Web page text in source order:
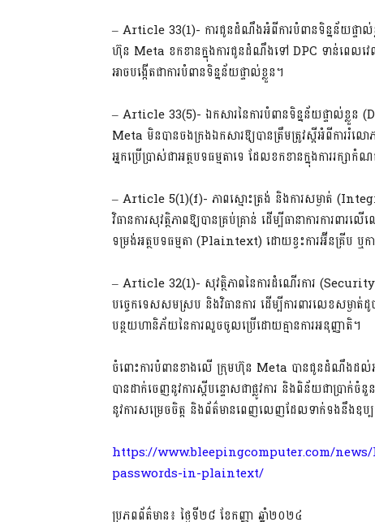
– Article 33(1)- ការជូនដំណឹងអំពីការបំពានទិន្នន័យផ្
ហ៊ុន Meta ខកខានក្នុងការជូនដំណឹងទៅ DPC ទាន់ពេលវេលា
អាចបង្កើតជាការបំពានទិន្នន័យផ្ទាល់ខ្លួន។
– Article 33(5)- ឯកសារនៃការបំពានទិន្នន័យផ្ទាល់
Meta មិនបានចងក្រងឯកសារឱ្យបានត្រឹមត្រូវស្តីអំពីការរំល
អ្នកប្រើប្រាស់ជាអត្ថបទធម្មតាទេ ដែលខកខានក្នុងការរក្សាកំ
– Article 5(1)(f)- ភាពស្មោះត្រង់ និងការសម្ងាត់
វិធានការសុវត្ថិភាពឱ្យបានគ្រប់គ្រាន់ ដើម្បីធានាការការពា
ទម្រង់អត្ថបទធម្មតា (Plaintext) ដោយខ្វះការអ៊ីនគ្រីប ឬ
– Article 32(1)- សុវត្ថិភាពនៃការដំណើរការ
បច្ចេកទេសសមស្រប និងវិធានការ ដើម្បីការពារលេខសម្ងាត់
បន្ថយហានិភ័យនៃការលួចចូលប្រើដោយគ្មានការអនុញ្ញាតិ។
ចំពោះការបំពានខាងលើ ក្រុមហ៊ុន Meta បានជូនដំណឹងដល់អា
បានដាក់ចេញនូវការស្តីបន្ទោសជាផ្លូវការ និងពិន័យជាប្រាក់
នូវការសម្រេចចិត្ត និងព័ត៌មានពេញលេញដែលទាក់ទងនឹងឧ
https://www.bleepingcomputer.com/
passwords-in-plaintext/
ប្រភពព័ត៌មាន៖ ថ្ងៃទី២៨ ខែកញ្ញា ឆ្នាំ២០២៤